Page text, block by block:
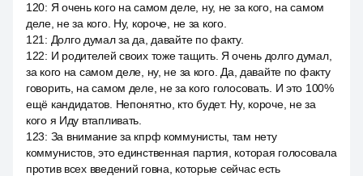
120: Я очень кого на самом деле, ну, не за кого, на самом
деле, не за кого. Ну, короче, не за кого.
121 : Долго думал за да, давайте по факту.
122: И родителей своих тоже тащить. Я очень долго думал,
за кого на самом деле, ну, не за кого. Да, давайте по факту
говорить, на самом деле, не за кого голосовать. И это 100%
ещё кандидатов. Непонятно, кто будет. Ну, короче, не за
кого я Иду втапливать.
123: За внимание за кпрф коммунисты, там нету
коммунистов, это единственная партия, которая голосовала
против всех введений говна, которые сейчас есть